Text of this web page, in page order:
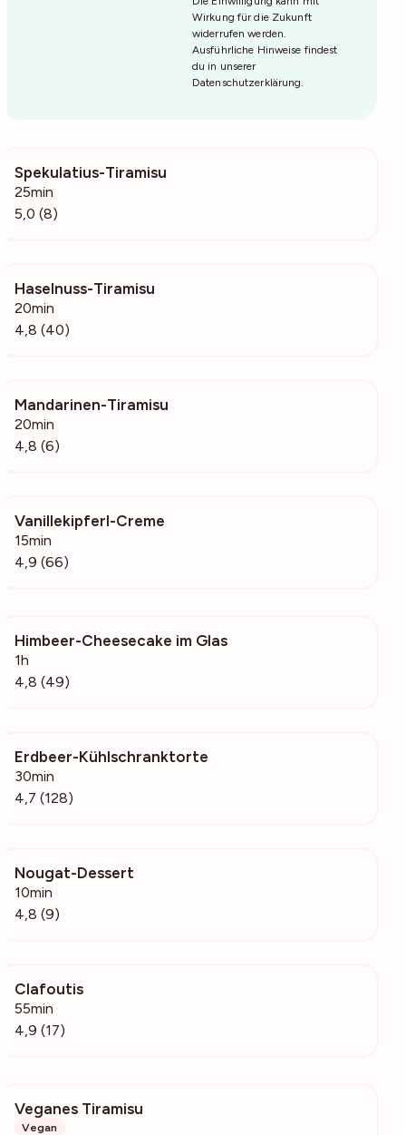
Wirkung für die Zukunft
widerrufen werden.
Ausführliche Hinweise findest
du in unserer
Datenschutzerklärung.
Spekulatius-Tiramisu
25min
5,0 (8)
Haselnuss-Tiramisu
20min
4,8 (40)
Mandarinen-Tiramisu
20min
4,8 (6)
Vanillekipferl-Creme
15min
4,9 (66)
Himbeer-Cheesecake im Glas
1h
4,8 (49)
Erdbeer-Kühlschranktorte
30min
4,7 (128)
Nougat-Dessert
10min
4,8 (9)
Clafoutis
55min
4,9 (17)
Veganes Tiramisu
Vegan